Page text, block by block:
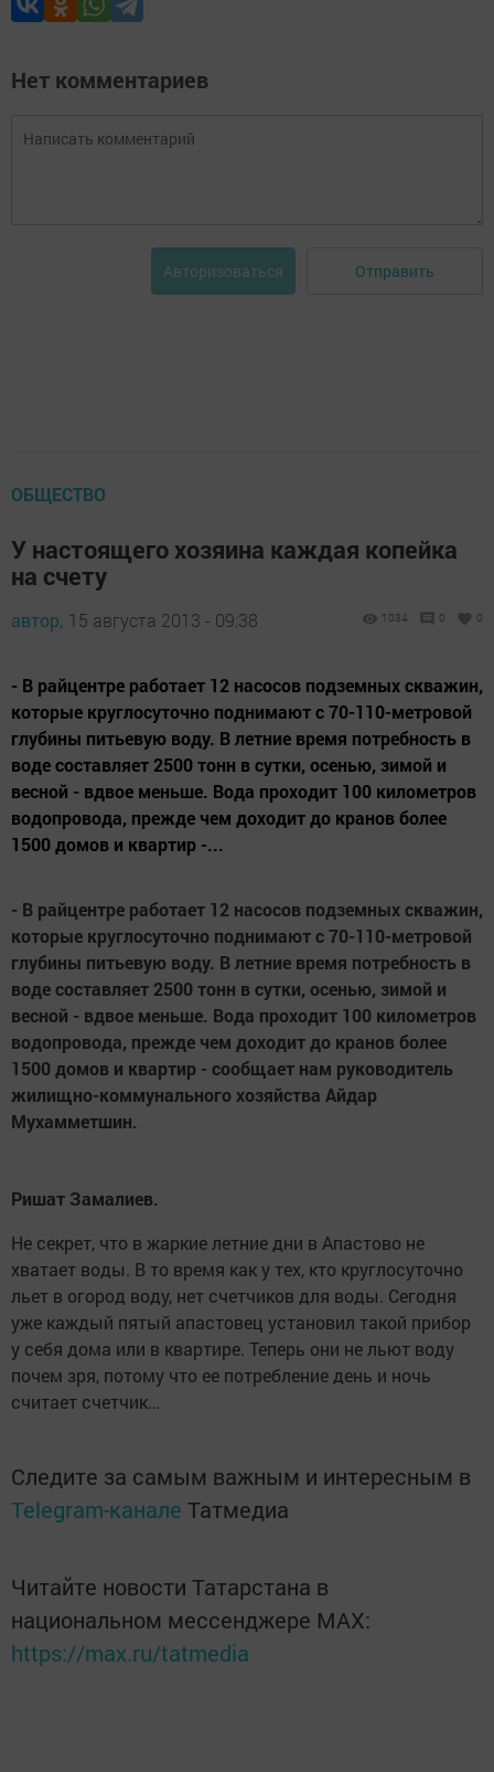
Нет комментариев
Авторизоваться Отправить
ОБЩЕСТВО
У настоящего хозяина каждая копейка
на счету
автор, 15 августа 2013 - 09:38 1034 0 0
- В райцентре работает 12 насосов подземных скважин,
которые круглосуточно поднимают с 70-110-метровой
глубины питьевую воду. В летние время потребность в
воде составляет 2500 тонн в сутки, осенью, зимой и
весной - вдвое меньше. Вода проходит 100 километров
водопровода, прежде чем доходит до кранов более
1500 домов и квартир -...
- В райцентре работает 12 насосов подземных скважин,
которые круглосуточно поднимают с 70-110-метровой
глубины питьевую воду. В летние время потребность в
воде составляет 2500 тонн в сутки, осенью, зимой и
весной - вдвое меньше. Вода проходит 100 километров
водопровода, прежде чем доходит до кранов более
1500 домов и квартир - сообщает нам руководитель
жилищно-коммунального хозяйства Айдар
Мухамметшин.
Ришат Замалиев.
Не секрет, что в жаркие летние дни в Апастово не
хватает воды. В то время как у тех, кто круглосуточно
льет в огород воду, нет счетчиков для воды. Сегодня
уже каждый пятый апастовец установил такой прибор
у себя дома или в квартире. Теперь они не льют воду
почем зря, потому что ее потребление день и ночь
считает счетчик…
Следите за самым важным и интересным в
Telegram-канале Татмедиа
Читайте новости Татарстана в
национальном мессенджере MАХ:
https://max.ru/tatmedia